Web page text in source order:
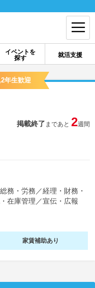
イベントを
探す
就活支援
ログイン
パスワードを忘れた方はこちら
お知らせ
就活コラム
就活チャンネル
年生歓迎
掲載終了 まであと 2週間
務・労務 ／経理・財務・
在庫管理 ／宣伝・広報
家賃補助あり